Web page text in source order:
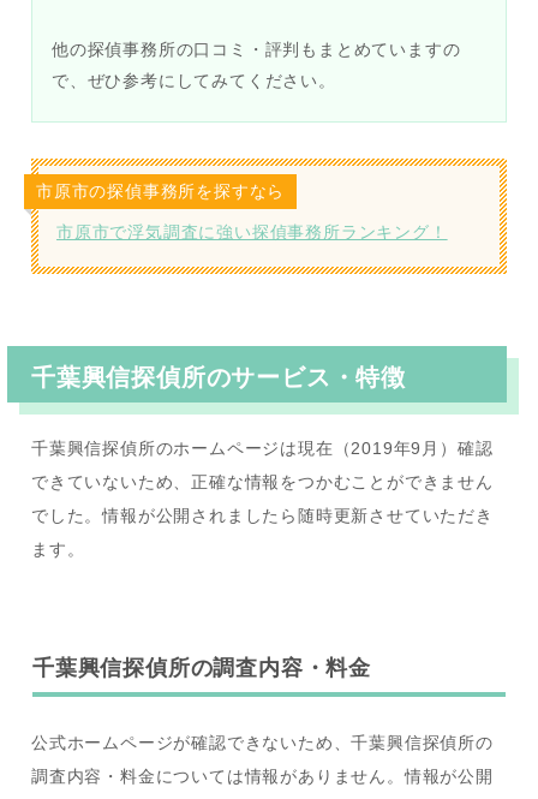
他の探偵事務所の口コミ・評判もまとめていますの
で、ぜひ参考にしてみてください。
市原市の探偵事務所を探すなら
市原市で浮気調査に強い探偵事務所ランキング！
千葉興信探偵所のサービス・特徴
千葉興信探偵所のホームページは現在（2019年9月）確認
できていないため、正確な情報をつかむことができません
でした。情報が公開されましたら随時更新させていただき
ます。
千葉興信探偵所の調査内容・料金
公式ホームページが確認できないため、千葉興信探偵所の
調査内容・料金については情報がありません。情報が公開